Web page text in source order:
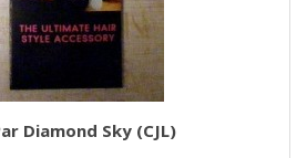
Diamond Sky (CJL)